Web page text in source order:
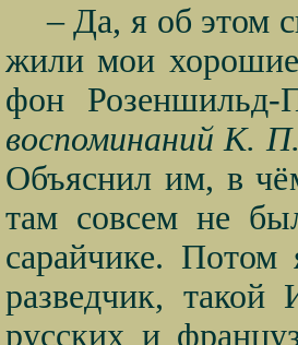
– Да, я об этом
жили мои хорошие
фон Розеншильд-
воспоминаний К.
Объяснил им, в
там совсем не
сарайчике.
разведчик,
русских и